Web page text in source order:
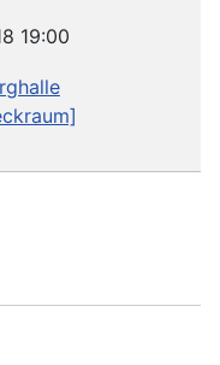
19:00